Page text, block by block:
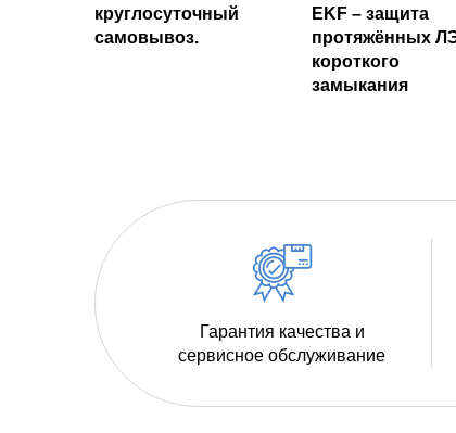
круглосуточный
самовывоз.
EKF – защита
протяжённых
короткого
замыкания
Гарантия качества и
сервисное обслуживание